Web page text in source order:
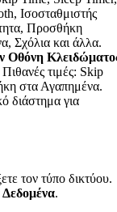
Ισοσταθμιστής
Προσθήκη
Σχόλια και άλλα.
Οθόνη
τιμές: Skip
στα Αγαπημένα.
διάστημα για
τον τύπο δικτύου.
.